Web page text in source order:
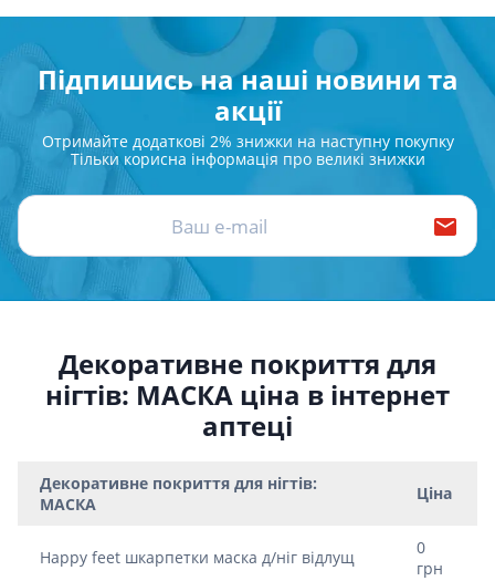
Підпишись на наші новини та
акції
Отримайте додаткові 2% знижки на наступну покупку
Тільки корисна інформація про великі знижки
Декоративне покриття для
нігтів: МАСКА ціна в інтернет
аптеці
Декоративне покриття для нігтів:
МАСКА
Ціна
Happy feet шкарпетки маска д/ніг відлущ
0
грн